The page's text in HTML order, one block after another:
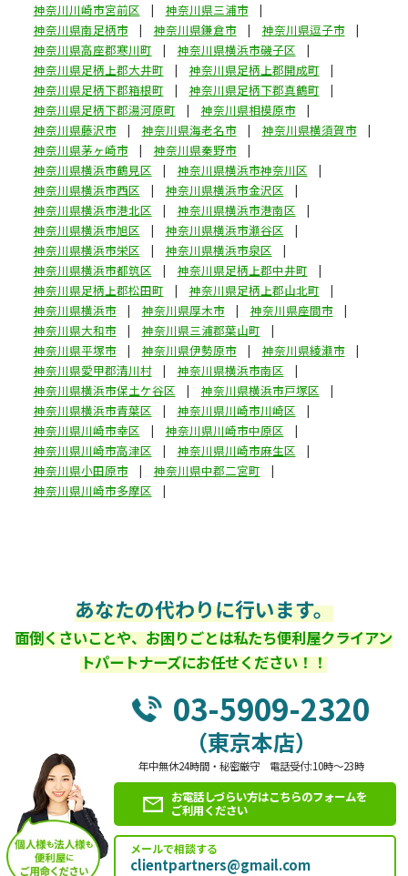
神奈川川崎市宮前区
神奈川県三浦市
神奈川県南足柄市
神奈川県鎌倉市
神奈川県逗子市
神奈川県高座郡寒川町
神奈川県横浜市磯子区
神奈川県足柄上郡大井町
神奈川県足柄上郡開成町
神奈川県足柄下郡箱根町
神奈川県足柄下郡真鶴町
神奈川県足柄下郡湯河原町
神奈川県相模原市
神奈川県藤沢市
神奈川県海老名市
神奈川県横須賀市
神奈川県茅ヶ崎市
神奈川県秦野市
神奈川県横浜市鶴見区
神奈川県横浜市神奈川区
神奈川県横浜市西区
神奈川県横浜市金沢区
神奈川県横浜市港北区
神奈川県横浜市港南区
神奈川県横浜市旭区
神奈川県横浜市瀬谷区
神奈川県横浜市栄区
神奈川県横浜市泉区
神奈川県横浜市都筑区
神奈川県足柄上郡中井町
神奈川県足柄上郡松田町
神奈川県足柄上郡山北町
神奈川県横浜市
神奈川県厚木市
神奈川県座間市
神奈川県大和市
神奈川県三浦郡葉山町
神奈川県平塚市
神奈川県伊勢原市
神奈川県綾瀬市
神奈川県愛甲郡清川村
神奈川県横浜市南区
神奈川県横浜市保土ケ谷区
神奈川県横浜市戸塚区
神奈川県横浜市青葉区
神奈川県川崎市川崎区
神奈川県川崎市幸区
神奈川県川崎市中原区
神奈川県川崎市高津区
神奈川県川崎市麻生区
神奈川県小田原市
神奈川県中郡二宮町
神奈川県川崎市多摩区
あなたの代わりに行います。
面倒くさいことや、お困りごとは私たち便利屋クライアン
トパートナーズにお任せください！！
03-5909-2320
（東京本店）
年中無休24時間・秘密厳守 電話受付:10時～23時
お電話しづらい方はこちらのフォームを
ご利用ください
メールで相談する
clientpartners@gmail.com